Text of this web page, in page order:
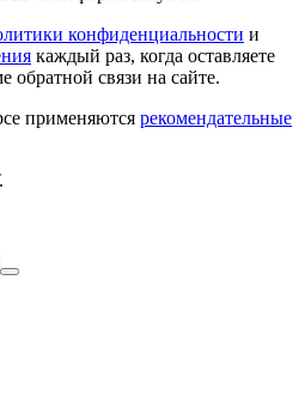
конфиденциальности и
каждый раз, когда оставляете
связи на сайте.
применяются рекомендательные